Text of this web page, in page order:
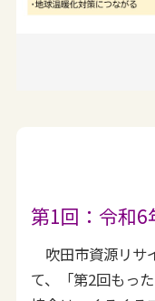
第1回：令和
吹田市資源リサ
て、「第2回もっ